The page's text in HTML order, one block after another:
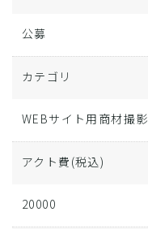
公募
カテゴリ
WEBサイト用商材撮影
アクト費 (税込)
20000